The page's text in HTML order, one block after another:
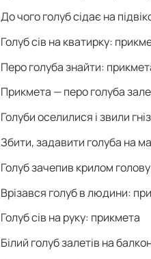
До чого голуб сідає на
Голуб сів на кватирку:
Перо голуба знайти:
Прикмета — перо голуба
Голуби оселилися і звили
Збити, задавити голуба на
Голуб зачепив крилом
Врізався голуб в людини:
Голуб сів на руку: прикмета
Білий голуб залетів на